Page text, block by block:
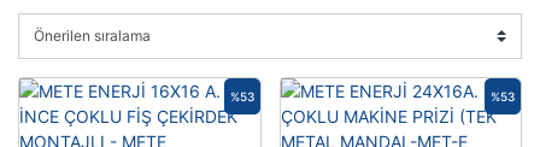
%53 %53